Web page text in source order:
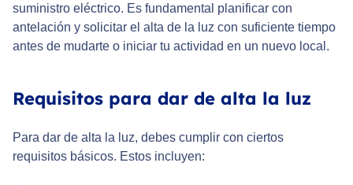
suministro eléctrico. Es fundamental planificar con
antelación y solicitar el alta de la luz con suficiente tiempo
antes de mudarte o iniciar tu actividad en un nuevo local.
Requisitos para dar de alta la luz
Para dar de alta la luz, debes cumplir con ciertos
requisitos básicos. Estos incluyen: